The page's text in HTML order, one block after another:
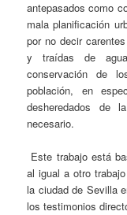
antepasados como
mala planificación
por no decir
y traídas de
conservación de
población, en
desheredados de
necesario.
Este trabajo está
al igual a otro
la ciudad de Sevilla
los testimonios